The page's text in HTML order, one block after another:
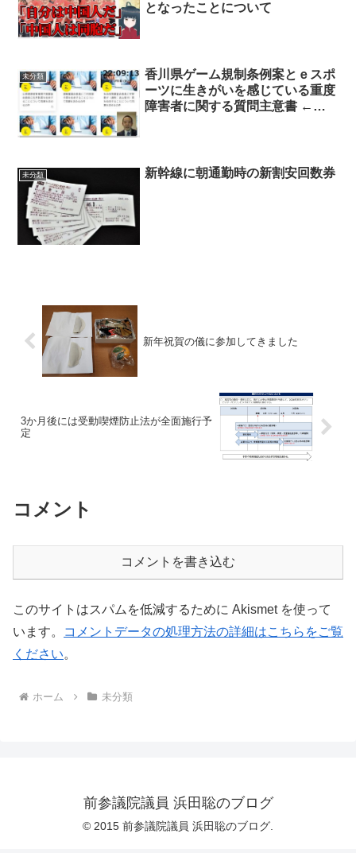
となったことについて
未分類
香川県ゲーム規制条例案とｅスポ
ーツに生きがいを感じている重度
障害者に関する質問主意書 ←浜
未分類 新幹線に朝通勤時の新割安回数券
新年祝賀の儀に参加してきました
3か月後には受動喫煙防止法が全面施行予
定
コメント
コメントを書き込む
このサイトはスパムを低減するために Akismet を使って
います。
コメントデータの処理方法の詳細はこちらをご覧
ください。
ホーム 未分類
前参議院議員 浜田聡のブログ
© 2015 前参議院議員 浜田聡のブログ.